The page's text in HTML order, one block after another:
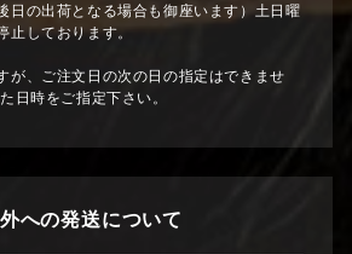
日の出荷となる場合も御座います）土日曜
止しております。
が、ご注文日の次の日の指定はできませ
日時をご指定下さい。
への発送について